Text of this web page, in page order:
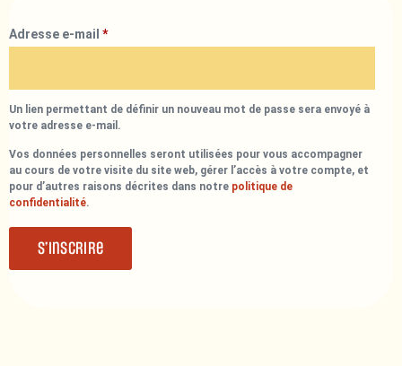
Adresse e-mail *
Un lien permettant de définir un nouveau mot de passe sera envoyé à
votre adresse e-mail.
Vos données personnelles seront utilisées pour vous accompagner
au cours de votre visite du site web, gérer l’accès à votre compte, et
pour d’autres raisons décrites dans notre politique de
confidentialité.
S’inscrire